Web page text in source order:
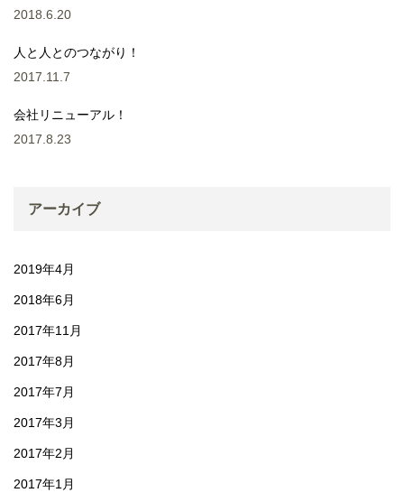
2018.6.20
人と人とのつながり！
2017.11.7
会社リニューアル！
2017.8.23
アーカイブ
2019年4月
2018年6月
2017年11月
2017年8月
2017年7月
2017年3月
2017年2月
2017年1月